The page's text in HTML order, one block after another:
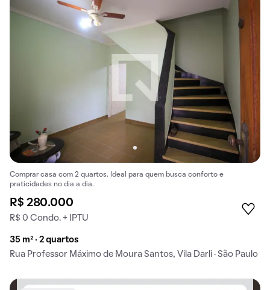
Comprar casa com 2 quartos. Ideal para quem busca conforto e
praticidades no dia a dia.
R$ 280.000
R$ 0 Condo. + IPTU
35 m² · 2 quartos
Rua Professor Máximo de Moura Santos, Vila Darli · São Paulo